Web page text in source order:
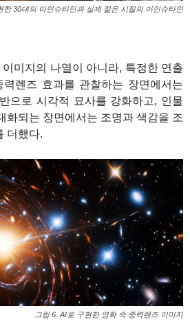
한 30대의 아인슈타인과 실제 젊은 시절의 아인슈타인
미지의 나열이 아니라, 특정한 연출
렌즈 효과를 관찰하는 장면에서는
으로 시각적 묘사를 강화하고, 인물
화되는 장면에서는 조명과 색감을 조
더했다.
그림 6. AI로 구현한 영화 속 중력렌즈 이미지